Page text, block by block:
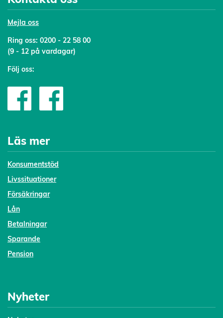
Mejla oss
Ring oss: 0200 - 22 58 00
(9 - 12 på vardagar)
Följ oss:
Läs mer
Konsumentstöd
Livssituationer
Försäkringar
Lån
Betalningar
Sparande
Pension
Nyheter